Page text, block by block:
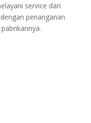
service dari
penanganan